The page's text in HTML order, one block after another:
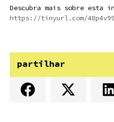
Descubra mais sobre esta
https://tinyurl.com/
partilhar